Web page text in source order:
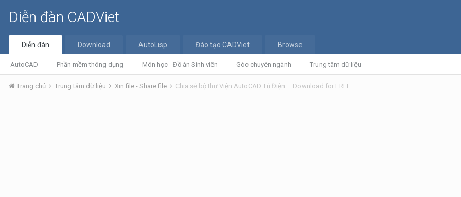
Diễn đàn CADViet
Diễn đàn
AutoCAD Phần mềm thông dụng Môn học - Đồ án Sinh viên Góc chuyên ngành Trung tâm dữ liệu
Download AutoLisp Đào tạo CADViet Browse
Trang chủ Trung tâm dữ liệu Xin file - Share file Chia sẻ bộ thư Viện AutoCAD Tủ Điện – Download for FREE